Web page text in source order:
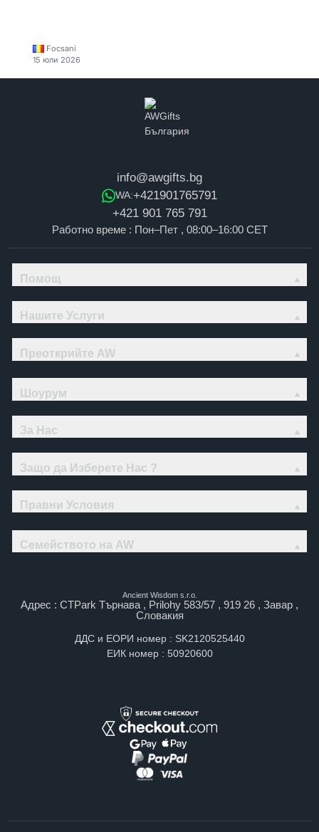
Focsani
15 юли 2026
info@awgifts.bg
WA:+421901765791
+421 901 765 791
Работно време : Пон–Пет , 08:00–16:00 CET
Помощ
Нашите Услуги
Преоткрийте AW
Шоурум
За Нас
Защо да Изберете Нас ?
Правни Условия
Семейството на AW
Ancient Wisdom s.r.o.
Адрес : CTPark Търнава , Prilohy 583/57 , 919 26 , Завар ,
Словакия
ДДС и ЕОРИ номер : SK2120525440
ЕИК номер : 50920600